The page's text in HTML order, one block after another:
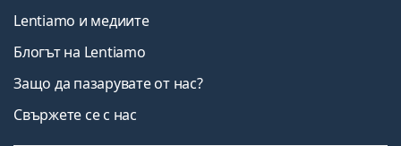
Lentiamo и медиите
Блогът на Lentiamo
Защо да пазарувате от нас?
Свържете се с нас